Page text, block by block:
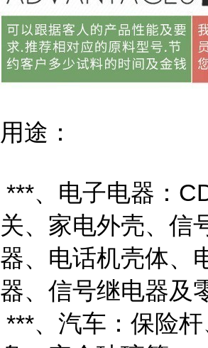
用途：
***、电子电器：
关、家电外壳、信
器、电话机壳体、
器、信号继电器及
***、汽车：保险